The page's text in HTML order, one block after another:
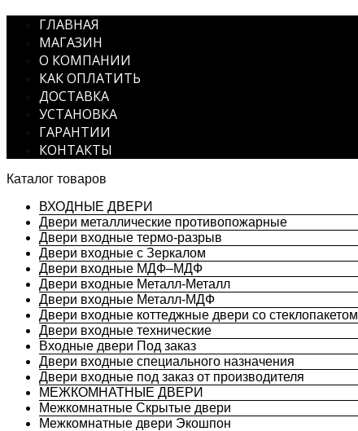
ГЛАВНАЯ
МАГАЗИН
О КОМПАНИИ
КАК ОПЛАТИТЬ
ДОСТАВКА
УСТАНОВКА
ГАРАНТИИ
КОНТАКТЫ
Каталог товаров
ВХОДНЫЕ ДВЕРИ
Двери металлические противопожарные
Двери входные термо-разрыв
Двери входные с Зеркалом
Двери входные МДФ–МДФ
Двери входные Металл-Металл
Двери входные Металл-МДФ
Двери входные коттеджные двери со стеклопакетом
Двери входные технические
Входные двери Под заказ
Двери входные специального назначения
Двери входные под заказ от производителя
МЕЖКОМНАТНЫЕ ДВЕРИ
Межкомнатные Скрытые двери
Межкомнатные двери Экошпон